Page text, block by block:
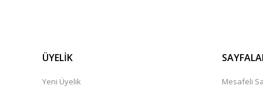
ÜYELİK
Yeni Üyelik
Mesafeli